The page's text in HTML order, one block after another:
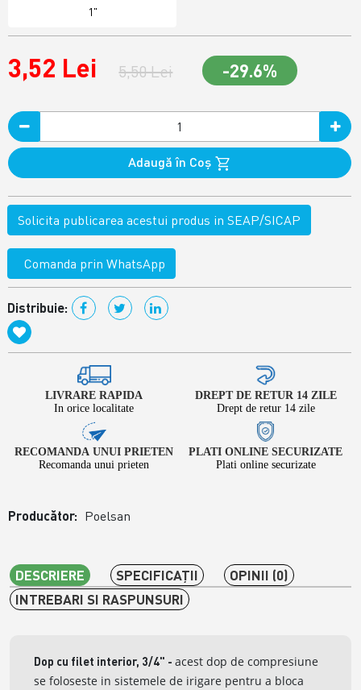
1"
3,52 Lei 5,50 Lei -29.6%
Adaugă în Coş
Solicita publicarea acestui produs in SEAP/SICAP
Comanda prin WhatsApp
Distribuie:
LIVRARE RAPIDA
In orice localitate
DREPT DE RETUR 14 ZILE
Drept de retur 14 zile
RECOMANDA UNUI PRIETEN
Recomanda unui prieten
PLATI ONLINE SECURIZATE
Plati online securizate
Producător: Poelsan
DESCRIERE SPECIFICAŢII
OPINII (0)
INTREBARI SI RASPUNSURI
Dop cu filet interior, 3/4" - acest dop de compresiune
se foloseste in sistemele de irigare pentru a bloca